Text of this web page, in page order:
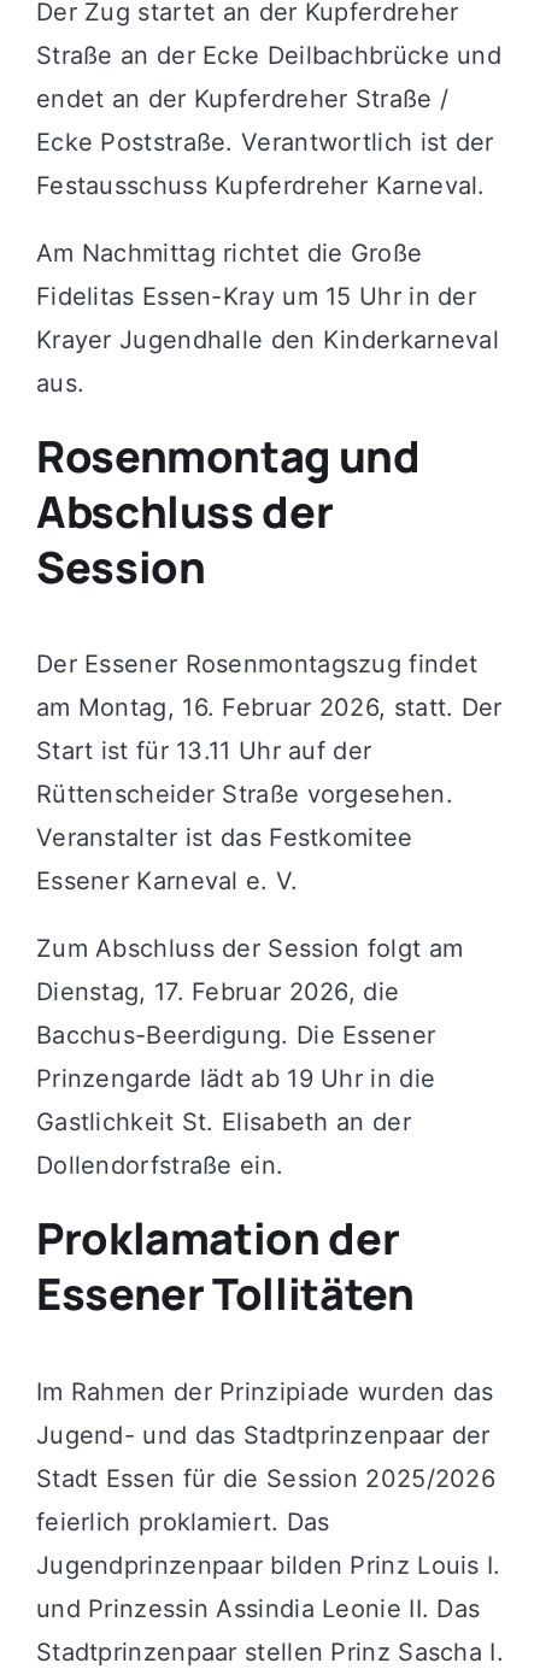
Der Zug startet an der Kupferdreher
Straße an der Ecke Deilbachbrücke und
endet an der Kupferdreher Straße /
Ecke Poststraße. Verantwortlich ist der
Festausschuss Kupferdreher Karneval.
Am Nachmittag richtet die Große
Fidelitas Essen-Kray um 15 Uhr in der
Krayer Jugendhalle den Kinderkarneval
aus.
Rosenmontag und
Abschluss der
Session
Der Essener Rosenmontagszug findet
am Montag, 16. Februar 2026, statt. Der
Start ist für 13.11 Uhr auf der
Rüttenscheider Straße vorgesehen.
Veranstalter ist das Festkomitee
Essener Karneval e. V.
Zum Abschluss der Session folgt am
Dienstag, 17. Februar 2026, die
Bacchus-Beerdigung. Die Essener
Prinzengarde lädt ab 19 Uhr in die
Gastlichkeit St. Elisabeth an der
Dollendorfstraße ein.
Proklamation der
Essener Tollitäten
Im Rahmen der Prinzipiade wurden das
Jugend- und das Stadtprinzenpaar der
Stadt Essen für die Session 2025/2026
feierlich proklamiert. Das
Jugendprinzenpaar bilden Prinz Louis I.
und Prinzessin Assindia Leonie II. Das
Stadtprinzenpaar stellen Prinz Sascha I.